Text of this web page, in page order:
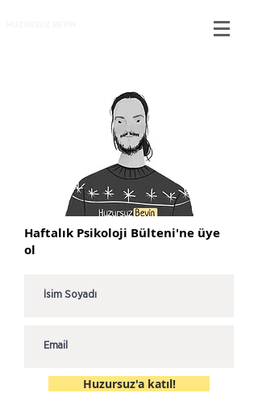
Haftalık Psikoloji Bülteni'ne üye
ol
Huzursuz'a katıl!